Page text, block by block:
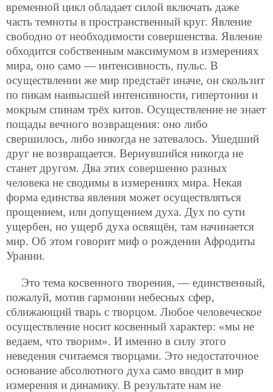
временной цикл обладает силой включать даже
часть темноты в пространственный круг. Явление
свободно от необходимости совершенства. Явление
обходится собственным максимумом в измерениях
мира, оно само — интенсивность, пульс. В
осуществлении же мир предстаёт иначе, он скользит
по пикам наивысшей интенсивности, гипертонии и
мокрым спинам трёх китов. Осуществление не знает
пощады вечного возвращения: оно либо
свершилось, либо никогда не затевалось. Ушедший
друг не возвращается. Вернувшийся никогда не
станет другом. Два этих совершенно разных
человека не сводимы в измерениях мира. Некая
форма единства явления может осуществляться
прощением, или допущением духа. Дух по сути
ущербен, но ущерб духа освящён, там начинается
мир. Об этом говорит миф о рождении Афродиты
Урании.
Это тема косвенного творения, — единственный,
пожалуй, мотив гармонии небесных сфер,
сближающий тварь с творцом. Любое человеческое
осуществление носит косвенный характер: «мы не
ведаем, что творим». И именно в силу этого
неведения считаемся творцами. Это недостаточное
основание абсолютного духа само вводит в мир
измерения и динамику. В результате нам не